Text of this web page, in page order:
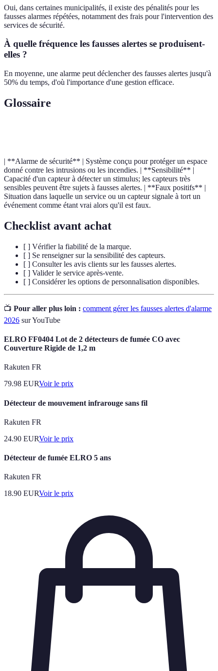
Oui, dans certaines municipalités, il existe des pénalités pour les
fausses alarmes répétées, notamment des frais pour l'intervention des
services de sécurité.
À quelle fréquence les fausses alertes se produisent-
elles ?
En moyenne, une alarme peut déclencher des fausses alertes jusqu'à
50% du temps, d'où l'importance d'une gestion efficace.
Glossaire
| **Alarme de sécurité** | Système conçu pour protéger un espace
donné contre les intrusions ou les incendies. | **Sensibilité** |
Capacité d'un capteur à détecter un stimulus; les capteurs très
sensibles peuvent être sujets à fausses alertes. | **Faux positifs** |
Situation dans laquelle un service ou un capteur signale à tort un
événement comme étant vrai alors qu'il est faux.
Checklist avant achat
[ ] Vérifier la fiabilité de la marque.
[ ] Se renseigner sur la sensibilité des capteurs.
[ ] Consulter les avis clients sur les fausses alertes.
[ ] Valider le service après-vente.
[ ] Considérer les options de personnalisation disponibles.
📺 Pour aller plus loin : comment gérer les fausses alertes d'alarme
2026 sur YouTube
ELRO FF0404 Lot de 2 détecteurs de fumée CO avec
Couverture Rigide de 1,2 m
Rakuten FR
79.98 EURVoir le prix
Détecteur de mouvement infrarouge sans fil
Rakuten FR
24.90 EURVoir le prix
Détecteur de fumée ELRO 5 ans
Rakuten FR
18.90 EURVoir le prix